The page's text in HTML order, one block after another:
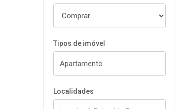
Tipos de imóvel
Localidades